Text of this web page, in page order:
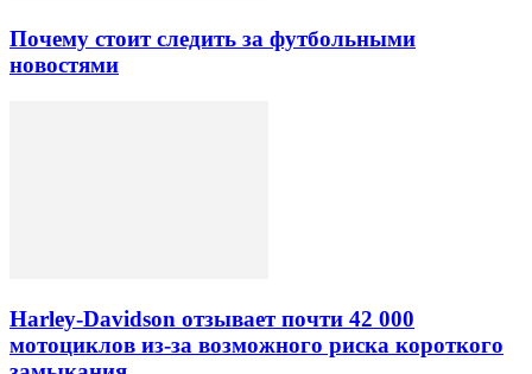
Почему стоит следить за футбольными
новостями
Harley-Davidson отзывает почти 42 000
мотоциклов из-за возможного риска короткого